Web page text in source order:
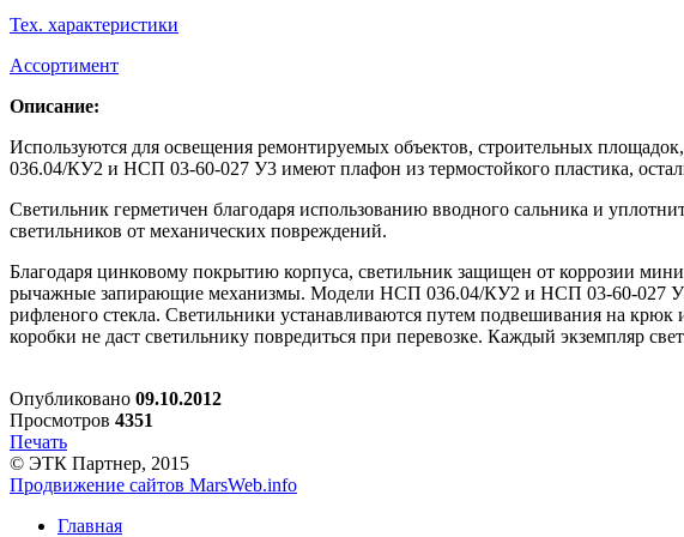
Тех. характеристики
Ассортимент
Описание:
Используются для освещения ремонтируемых объектов, строительных
036.04/КУ2 и НСП 03-60-027 У3 имеют плафон из термостойкого пластика,
Светильник герметичен благодаря использованию вводного сальника и
светильников от механических повреждений.
Благодаря цинковому покрытию корпуса, светильник защищен от коррозии
рычажные запирающие механизмы. Модели НСП 036.04/КУ2 и НСП 03-60-027
рифленого стекла. Светильники устанавливаются путем подвешивания на
коробки не даст светильнику повредиться при перевозке. Каждый экземпляр
Опубликовано 09.10.2012
Просмотров 4351
Печать
© ЭТК Партнер, 2015
Продвижение сайтов MarsWeb.info
Главная